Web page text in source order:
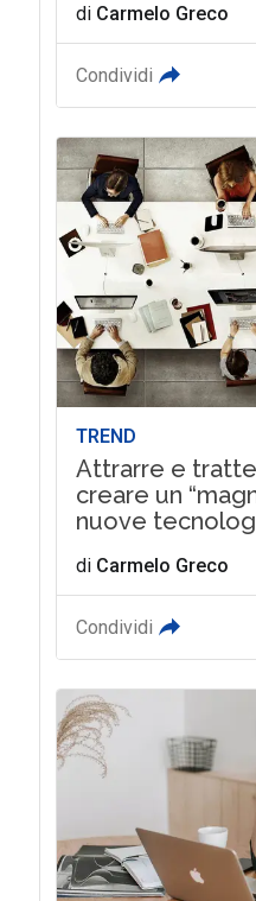
di Carmelo Greco
Condividi
TREND
Attrarre e
creare un
nuove
di Carmelo Greco
Condividi